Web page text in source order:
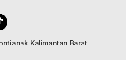
Kalimantan Barat